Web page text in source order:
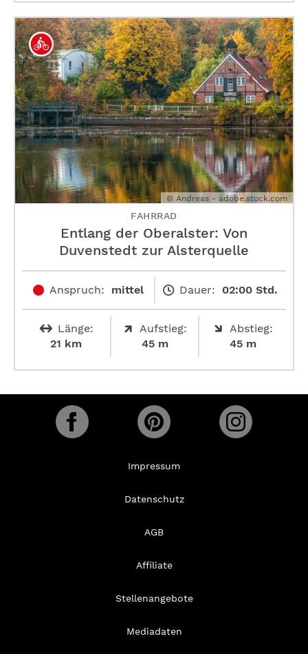
© Andreas - adobe.stock.com
FAHRRAD
Entlang der Oberalster: Von
Duvenstedt zur Alsterquelle
Anspruch: mittel Dauer: 02:00 Std.
Länge:
21 km
Aufstieg:
45 m
Abstieg:
45 m
Impressum
Datenschutz
AGB
Affiliate
Stellenangebote
Mediadaten